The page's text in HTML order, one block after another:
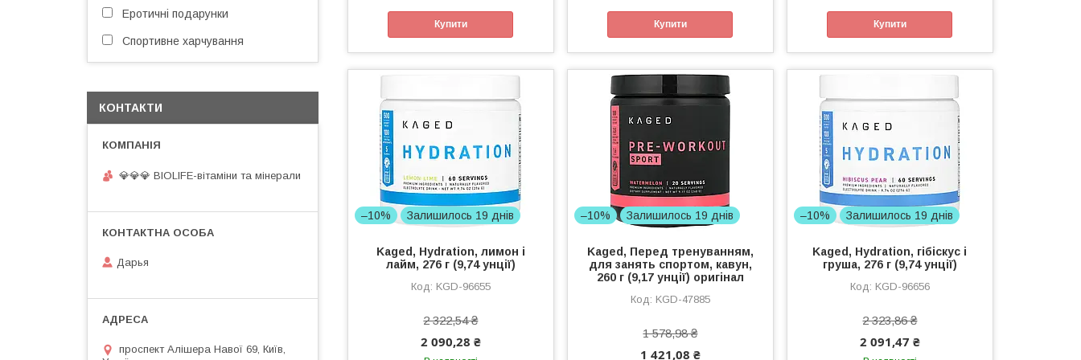
Купити Купити Купити
–10% Залишилось 19 днів
Kaged, Hydration, лимон і
лайм, 276 г (9,74 унції)
KGD-96655
2 322,54 ₴
2 090,28 ₴
–10% Залишилось 19 днів
Kaged, Перед тренуванням,
для занять спортом, кавун,
260 г (9,17 унції) оригінал
KGD-47885
1 578,98 ₴
1 421,08 ₴
–10% Залишилось 19 днів
Kaged, Hydration, гібіскус і
груша, 276 г (9,74 унції)
KGD-96656
2 323,86 ₴
2 091,47 ₴
Еротичні подарунки
Спортивне харчування
КОНТАКТИ
💎💎💎 BIOLIFE-вітаміни та мінерали
Дарья
проспект Алішера Навої 69, Київ,